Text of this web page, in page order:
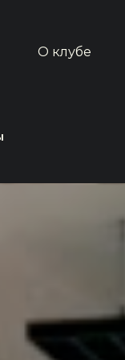
О клубе
О клубе